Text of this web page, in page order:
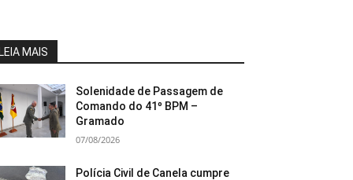
MAIS
Solenidade de Passagem de
Comando do 41º BPM –
Gramado
07/08/2026
Polícia Civil de Canela cumpre